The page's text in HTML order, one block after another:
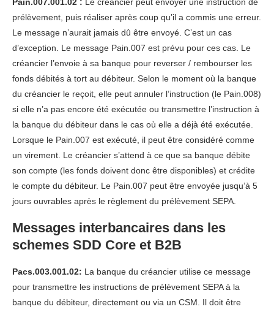
prélèvement, puis réaliser après coup qu’il a commis une erreur.
Le message n’aurait jamais dû être envoyé. C’est un cas
d’exception. Le message Pain.007 est prévu pour ces cas. Le
créancier l’envoie à sa banque pour reverser / rembourser les
fonds débités à tort au débiteur. Selon le moment où la banque
du créancier le reçoit, elle peut annuler l’instruction (le Pain.008)
si elle n’a pas encore été exécutée ou transmettre l’instruction à
la banque du débiteur dans le cas où elle a déjà été exécutée.
Lorsque le Pain.007 est exécuté, il peut être considéré comme
un virement. Le créancier s’attend à ce que sa banque débite
son compte (les fonds doivent donc être disponibles) et crédite
le compte du débiteur. Le Pain.007 peut être envoyée jusqu’à 5
jours ouvrables après le règlement du prélèvement SEPA.
Messages interbancaires dans les
schemes SDD Core et B2B
Pacs.003.001.02: La banque du créancier utilise ce message
pour transmettre les instructions de prélèvement SEPA à la
banque du débiteur, directement ou via un CSM. Il doit être